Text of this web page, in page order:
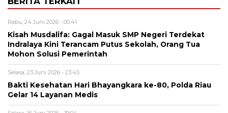
Rabu, 24 Juni 2026 - 00:41
Kisah Musdalifa: Gagal Masuk SMP Negeri Terdekat
Indralaya Kini Terancam Putus Sekolah, Orang Tua
Mohon Solusi Pemerintah
Selasa, 23 Juni 2026 - 23:45
Bakti Kesehatan Hari Bhayangkara ke-80, Polda Riau
Gelar 14 Layanan Medis